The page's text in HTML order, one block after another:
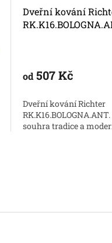
Dveřní kování
od507 Kč
Dveřní kování Richter
souhra tradice a